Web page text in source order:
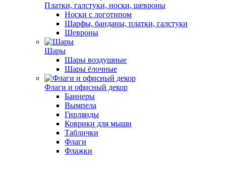
Платки, галстуки, носки, шевроны
Носки с логотипом
Шарфы, банданы, платки, галстуки
Шевроны
Шары
Шары воздушные
Шары ёлочные
Флаги и офисный декор
Баннеры
Вымпела
Гирлянды
Коврики для мыши
Таблички
Флаги
Флажки